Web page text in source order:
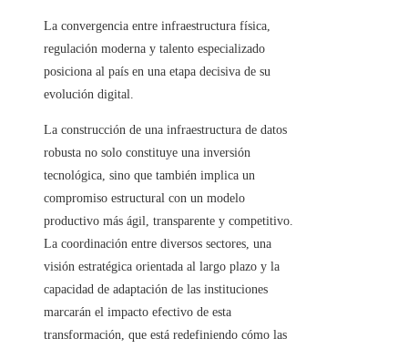
La convergencia entre infraestructura física,
regulación moderna y talento especializado
posiciona al país en una etapa decisiva de su
evolución digital.
La construcción de una infraestructura de datos
robusta no solo constituye una inversión
tecnológica, sino que también implica un
compromiso estructural con un modelo
productivo más ágil, transparente y competitivo.
La coordinación entre diversos sectores, una
visión estratégica orientada al largo plazo y la
capacidad de adaptación de las instituciones
marcarán el impacto efectivo de esta
transformación, que está redefiniendo cómo las